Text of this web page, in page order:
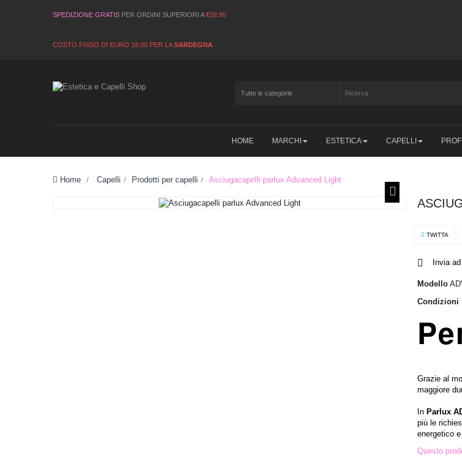
SPEDIZIONE GRATIS PER ORDINI SUPERIORI A€59.90
COSTO FISSO DI EURO 18,00 PER LASARDEGNA
HOME MARCHI ESTETICA CAPELLI
Home > Capelli > Prodotti per capelli > Asciugacapelli parlux Advanced Light
TWITTA
Invia
Modello
Condizioni
Grazie al
maggiore
In Parlux
più le
energetico e
Questo